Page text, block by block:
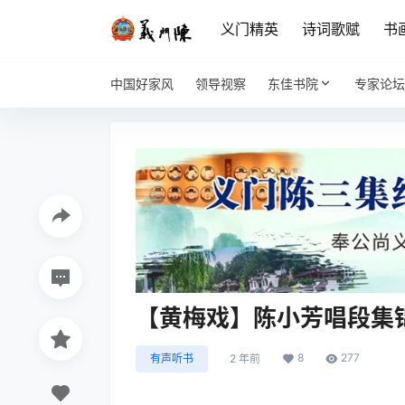
义门精英 诗词歌赋 书
中国好家风 领导视察 东佳书院 专家论坛
【黄梅戏】陈小芳唱段集
有声听书 2 年前 8 277